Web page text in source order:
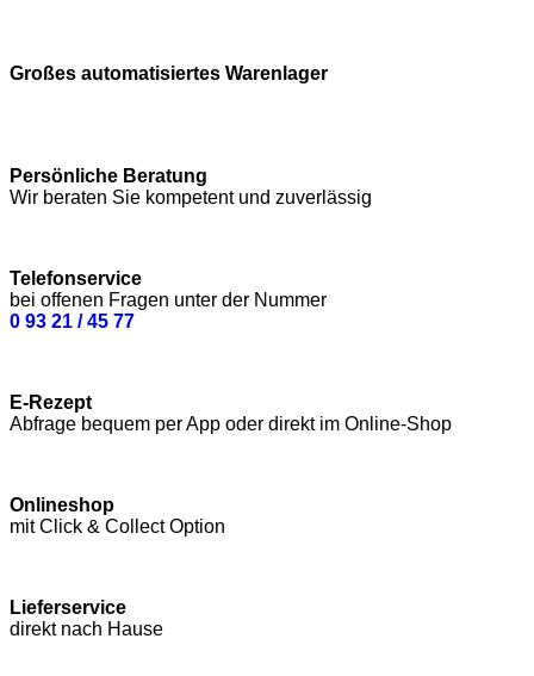
Großes automatisiertes Warenlager
Persönliche Beratung
Wir beraten Sie kompetent und zuverlässig
Telefonservice
bei offenen Fragen unter der Nummer
0 93 21 / 45 77
E-Rezept
Abfrage bequem per App oder direkt im Online-Shop
Onlineshop
mit Click & Collect Option
Lieferservice
direkt nach Hause